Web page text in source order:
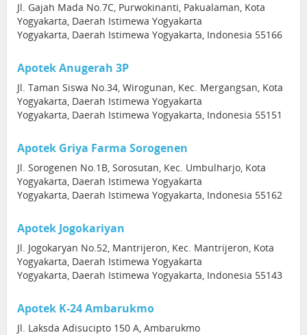
Jl. Gajah Mada No.7C, Purwokinanti, Pakualaman, Kota
Yogyakarta, Daerah Istimewa Yogyakarta
Yogyakarta, Daerah Istimewa Yogyakarta, Indonesia 55166
Apotek Anugerah 3P
Jl. Taman Siswa No.34, Wirogunan, Kec. Mergangsan, Kota
Yogyakarta, Daerah Istimewa Yogyakarta
Yogyakarta, Daerah Istimewa Yogyakarta, Indonesia 55151
Apotek Griya Farma Sorogenen
Jl. Sorogenen No.1B, Sorosutan, Kec. Umbulharjo, Kota
Yogyakarta, Daerah Istimewa Yogyakarta
Yogyakarta, Daerah Istimewa Yogyakarta, Indonesia 55162
Apotek Jogokariyan
Jl. Jogokaryan No.52, Mantrijeron, Kec. Mantrijeron, Kota
Yogyakarta, Daerah Istimewa Yogyakarta
Yogyakarta, Daerah Istimewa Yogyakarta, Indonesia 55143
Apotek K-24 Ambarukmo
Jl. Laksda Adisucipto 150 A, Ambarukmo